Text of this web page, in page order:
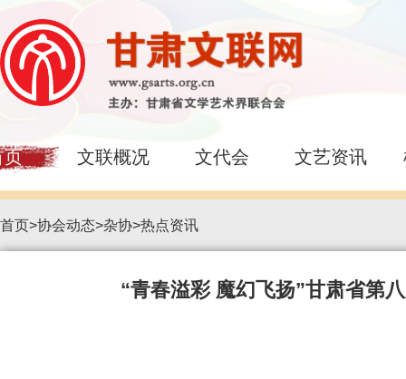
页 文联概况 文代会 文艺资讯
首页>协会动态>杂协>热点资讯
“青春溢彩 魔幻飞扬”甘肃省第